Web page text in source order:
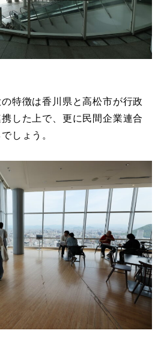
特徴は香川県と高松市が行政
した上で、更に民間企業連合
しょう。